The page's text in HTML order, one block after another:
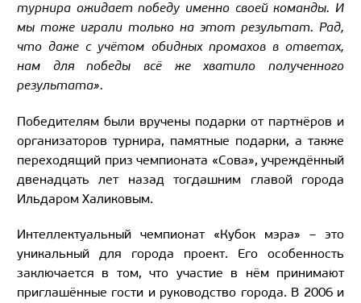
турнира ожидает победу именно своей команды. И
мы тоже играли только на этот результат. Рад,
что даже с учётом обидных промахов в ответах,
нам для победы всё же хватило полученного
результата».
Победителям были вручены подарки от партнёров и
организаторов турнира, памятные подарки, а также
переходящий приз чемпионата «Сова», учреждённый
двенадцать лет назад тогдашним главой города
Ильдаром Халиковым.
Интеллектуальный чемпионат «Кубок мэра» – это
уникальный для города проект. Его особенность
заключается в том, что участие в нём принимают
приглашённые гости и руководство города. В 2006 и